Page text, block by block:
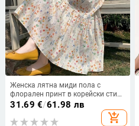
Женска лятна миди пола с
флорален принт в корейски стил,
А‑линия, форма на чадър,
стройна дълга пола, лято 2026
31.69 €/61.98 лв
add_shopping_cart